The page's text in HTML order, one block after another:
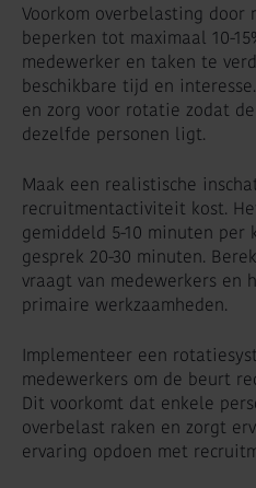
Voorkom overbelasting
beperken tot maximaal 10-
medewerker en taken te
beschikbare tijd en
en zorg voor rotatie zodat
dezelfde personen ligt.
Maak een realistische
recruitmentactiviteit kost.
gemiddeld 5-10 minuten
gesprek 20-30 minuten.
vraagt van medewerkers en
primaire werkzaamheden.
Implementeer een
medewerkers om de beurt
Dit voorkomt dat enkele
overbelast raken en zorgt
ervaring opdoen met